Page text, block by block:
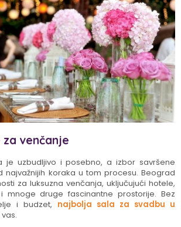
za venčanje
je uzbudljivo i posebno, a izbor savršene
najvažnijih koraka u tom procesu. Beograd
za luksuzna venčanja, uključujući hotele,
mnoge druge fascinantne prostorije. Bez
i budzet, najbolja sala za svadbu u